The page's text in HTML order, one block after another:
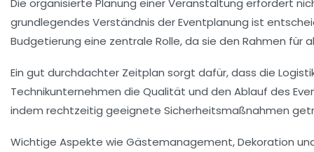
Die organisierte Planung einer Veranstaltung erfordert
grundlegendes Verständnis derEventplanung ist
Budgetierung eine zentrale Rolle, da sie den Rahmen für
Ein gut durchdachter Zeitplan sorgt dafür, dass die
Technikunternehmen die Qualität und den Ablauf des
indem rechtzeitig geeignete Sicherheitsmaßnahmen
Wichtige Aspekte wie Gästemanagement,Dekoration